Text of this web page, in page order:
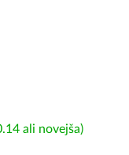
ali novejša)